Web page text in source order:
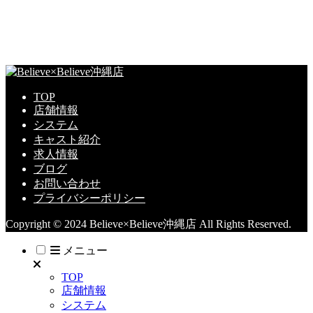
TOP
店舗情報
システム
キャスト紹介
求人情報
ブログ
お問い合わせ
プライバシーポリシー
Copyright © 2024 Believe×Believe沖縄店 All Rights Reserved.
メニュー
TOP
店舗情報
システム